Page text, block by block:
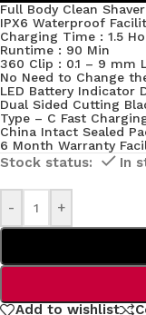
Full Body Clean
IPX6 Waterproof
Charging Time : 1.5
Runtime : 90 Min
360 Clip : 0.1 – 9 mm
No Need to Change
LED Battery Indicator
Dual Sided Cutting
Type – C Fast
China Intact Sealed
6 Month Warranty
In
- +
Add to wishlist